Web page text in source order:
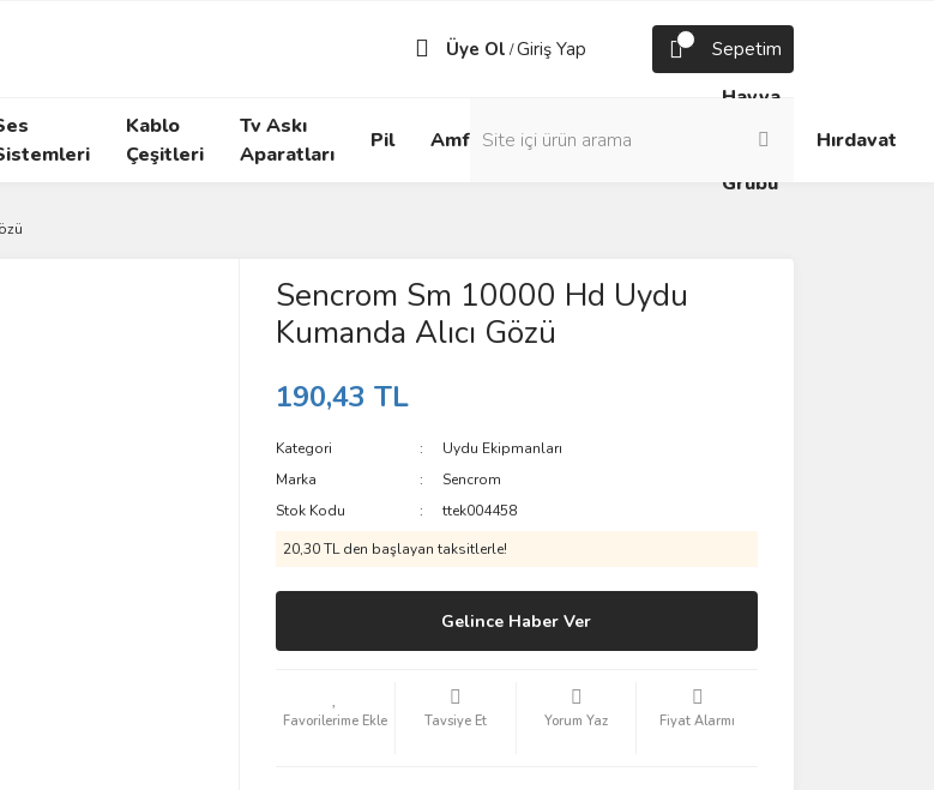
Üye Ol /Giriş Yap Sepetim
Kablo
Çeşitleri
Tv Askı
Aparatları
Pil Amfi
Box
Prizler
Havya
Lehim
Grubu
Hırdavat
Sencrom Sm 10000 Hd Uydu
Kumanda Alıcı Gözü
190,43 TL
Kategori
Uydu Ekipmanları
Marka
Sencrom
Stok Kodu
ttek004458
20,30 TL den başlayan taksitlerle!
Gelince Haber Ver
Tavsiye Et Yorum Yaz Fiyat Alarmı